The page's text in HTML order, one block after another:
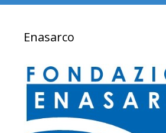
Enasarco